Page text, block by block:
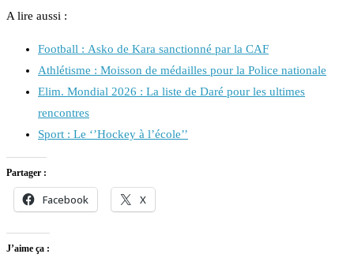
A lire aussi :
Football : Asko de Kara sanctionné par la CAF
Athlétisme : Moisson de médailles pour la Police nationale
Elim. Mondial 2026 : La liste de Daré pour les ultimes
rencontres
Sport : Le ‘’Hockey à l’école’’
Partager :
Facebook X
J’aime ça :